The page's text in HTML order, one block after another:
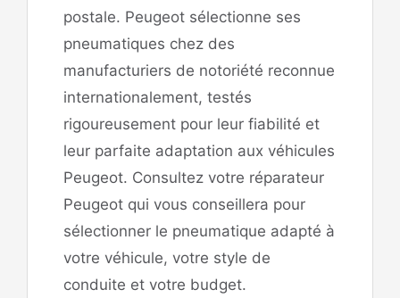
postale. Peugeot sélectionne ses
pneumatiques chez des
manufacturiers de notoriété reconnue
internationalement, testés
rigoureusement pour leur fiabilité et
leur parfaite adaptation aux véhicules
Peugeot. Consultez votre réparateur
Peugeot qui vous conseillera pour
sélectionner le pneumatique adapté à
votre véhicule, votre style de
conduite et votre budget.